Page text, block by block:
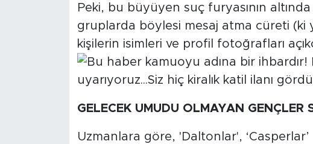
Peki, bu büyüyen suç furyasının
gruplarda böylesi mesaj atma cüreti (ki
kişilerin isimleri ve profil fotoğrafları
GELECEK UMUDU OLMAYAN GENÇLER
Uzmanlara göre, 'Daltonlar',